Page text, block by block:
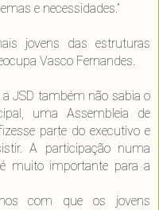
e necessidades.”
jovens das estruturas
Vasco Fernandes.
a JSD também não sabia o
uma Assembleia de
parte do executivo e
A participação numa
muito importante para a
com que os jovens